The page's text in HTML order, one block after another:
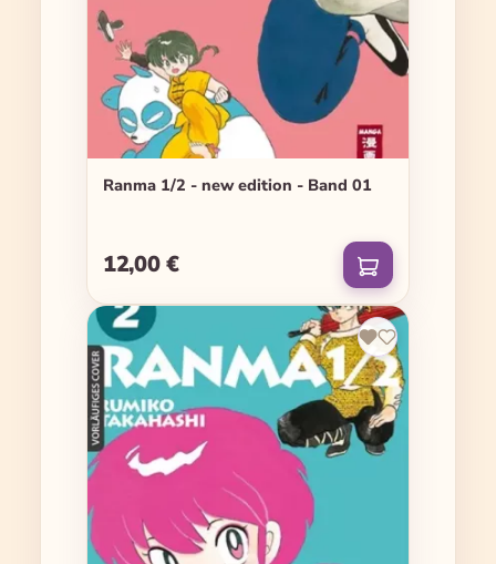
Ranma 1/2 - new edition - Band 01
Regulärer Preis:
12,00 €